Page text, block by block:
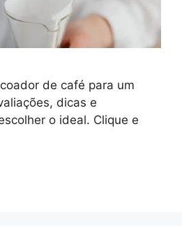
de café para um
dicas e
o ideal. Clique e